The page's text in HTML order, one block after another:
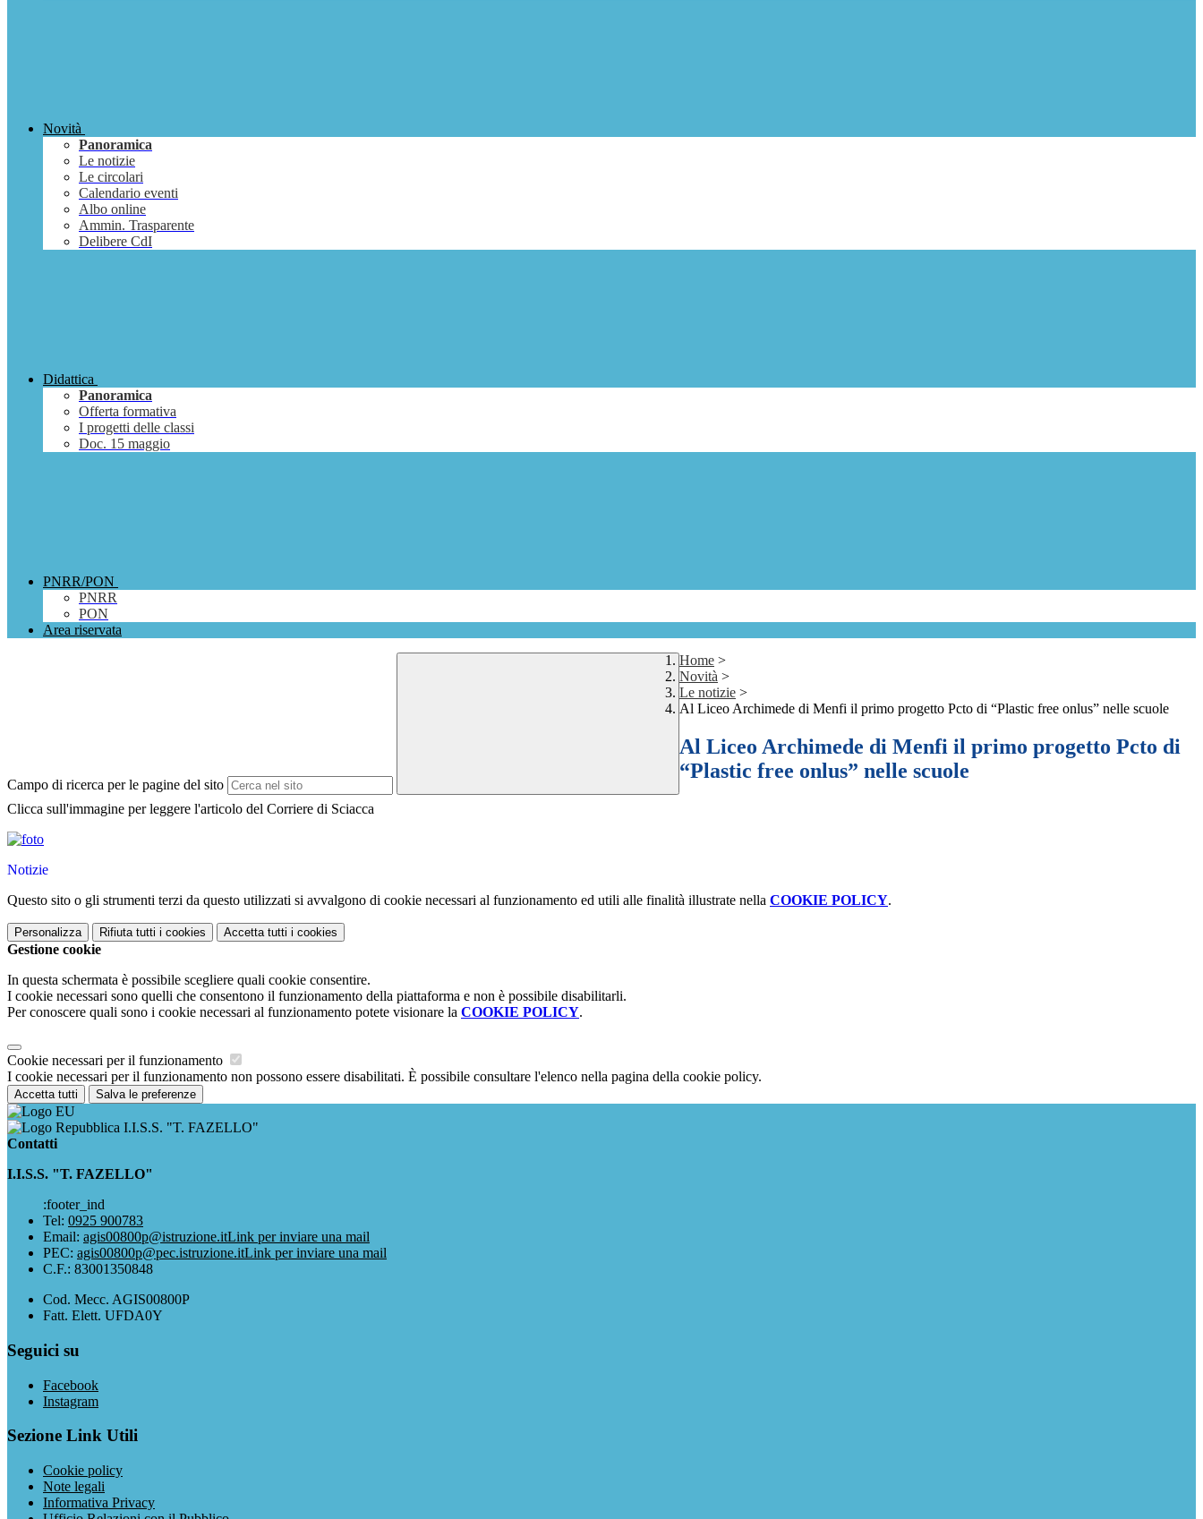
Novità
Panoramica
Le notizie
Le circolari
Calendario eventi
Albo online
Ammin. Trasparente
Delibere CdI
Didattica
Panoramica
Offerta formativa
I progetti delle classi
Doc. 15 maggio
PNRR/PON
PNRR
PON
Area riservata
Campo di ricerca per le pagine del sito
Home >
Novità >
Le notizie >
Al Liceo Archimede di Menfi il primo progetto Pcto di “Plastic free onlus” nelle scuole
Al Liceo Archimede di Menfi il primo progetto Pcto di
“Plastic free onlus” nelle scuole
Clicca sull'immagine per leggere l'articolo del Corriere di Sciacca
Notizie
Questo sito o gli strumenti terzi da questo utilizzati si avvalgono di cookie necessari al funzionamento ed utili alle finalità illustrate nella COOKIE POLICY.
Personalizza Rifiuta tutti i cookies Accetta tutti i cookies
Gestione cookie
In questa schermata è possibile scegliere quali cookie consentire.
I cookie necessari sono quelli che consentono il funzionamento della piattaforma e non è possibile disabilitarli.
Per conoscere quali sono i cookie necessari al funzionamento potete visionare la COOKIE POLICY.
Cookie necessari per il funzionamento
I cookie necessari per il funzionamento non possono essere disabilitati. È possibile consultare l'elenco nella pagina della cookie policy.
Accetta tutti Salva le preferenze
I.I.S.S. "T. FAZELLO"
Contatti
I.I.S.S. "T. FAZELLO"
:footer_ind
Tel: 0925 900783
Email: agis00800p@istruzione.itLink per inviare una mail
PEC: agis00800p@pec.istruzione.itLink per inviare una mail
C.F.: 83001350848
Cod. Mecc. AGIS00800P
Fatt. Elett. UFDA0Y
Seguici su
Facebook
Instagram
Sezione Link Utili
Cookie policy
Note legali
Informativa Privacy